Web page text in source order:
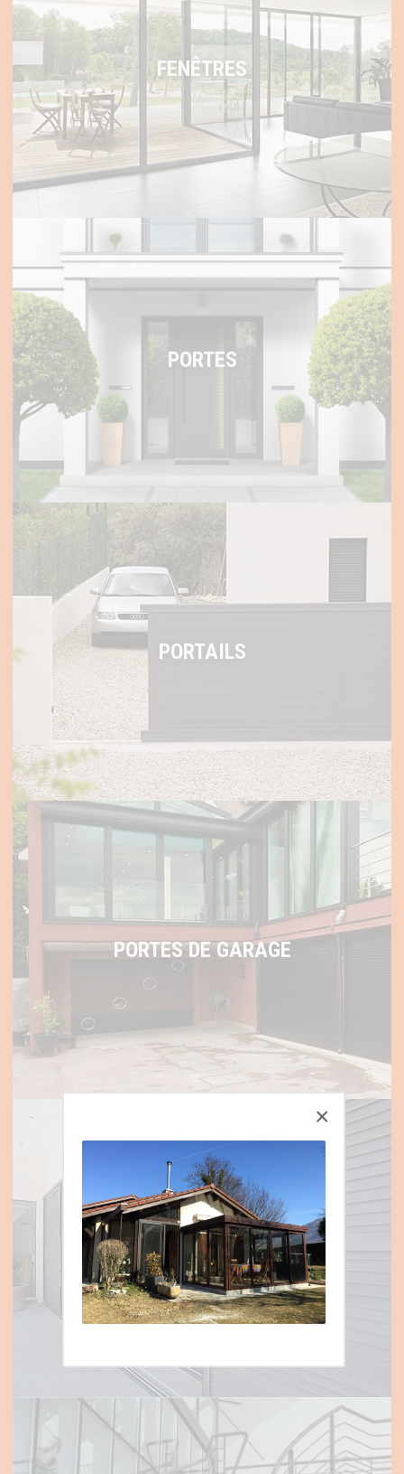
FENÊTRES
PORTES
PORTAILS
PORTES DE GARAGE
VOLETS ET STORES